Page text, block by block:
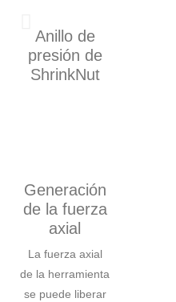
Anillo de
presión de
ShrinkNut
Generación
de la fuerza
axial
La fuerza axial
de la herramienta
se puede liberar